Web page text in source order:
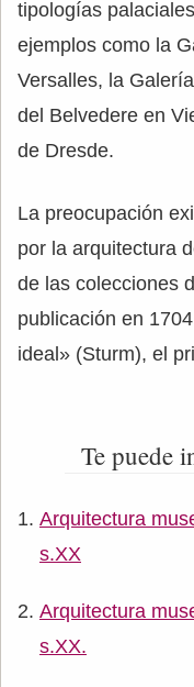
tipologías
ejemplos como la
Versalles, la
del Belvedere en
de Dresde.
La preocupación
por la arquitectura
de las colecciones
publicación en
ideal» (Sturm), el
Te puede
Arquitectura
s.XX
Arquitectura
s.XX.